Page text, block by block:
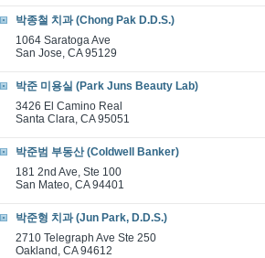
박종철 치과 (Chong Pak D.D.S.)
1064 Saratoga Ave
San Jose, CA 95129
박준 미용실 (Park Juns Beauty Lab)
3426 El Camino Real
Santa Clara, CA 95051
박준범 부동산 (Coldwell Banker)
181 2nd Ave, Ste 100
San Mateo, CA 94401
박준형 치과 (Jun Park, D.D.S.)
2710 Telegraph Ave Ste 250
Oakland, CA 94612